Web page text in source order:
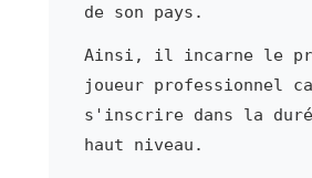
de son pays.
Ainsi, il incarne le
joueur professionnel
s'inscrire dans la
haut niveau.